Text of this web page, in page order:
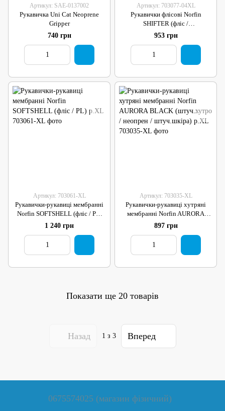
Артикул: SAE-0137002
Рукавичка Uni Cat Neoprene
Gripper
740 грн
Артикул: 703077-04XL
Рукавички флісові Norfin
SHIFTER (фліс /
утепл.THINSULATE/ PL) р.XL
953 грн
Артикул: 703061-XL
Рукавички-рукавиці мембранні
Norfin SOFTSHELL (фліс / PL)
р.XL
1 240 грн
Артикул: 703035-XL
Рукавички-рукавиці хутряні
мембранні Norfin AURORA
BLACK (штуч.хутро / неопрен /
штуч.шкіра) р.XL
897 грн
Показати ще 20 товарів
Назад 1 з 3 Вперед
0675574025 (магазин фізичний)